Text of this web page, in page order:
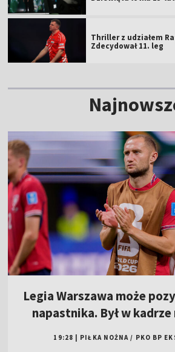
Thriller z udziałem
Zdecydował 11. leg
Legia Warszawa może
napastnika. Był w
19:28 PIŁKA NOŻNA / PKO BP